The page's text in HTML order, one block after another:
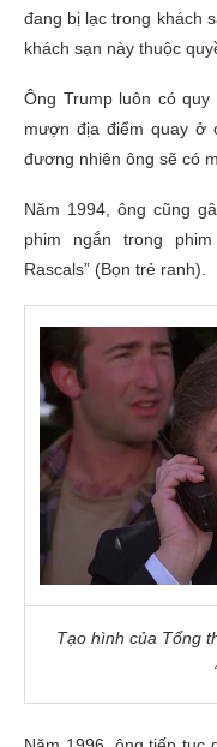
đang bị lạc trong khách
khách sạn này thuộc
Ông Trump luôn có
mượn địa điểm quay ở
đương nhiên ông sẽ có
Năm 1994, ông cũng
phim ngắn trong
Rascals” (Bọn trẻ ranh).
Tạo hình của Tổng